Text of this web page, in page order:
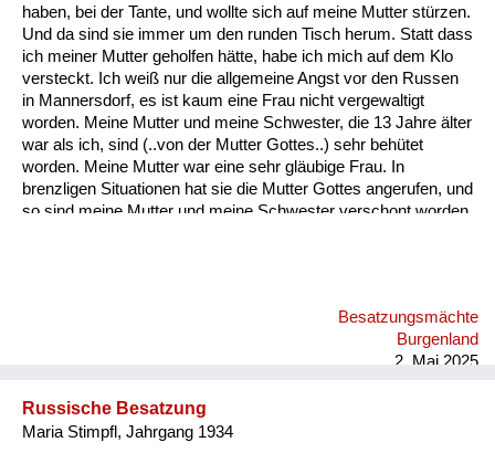
haben, bei der Tante, und wollte sich auf meine Mutter stürzen.
Und da sind sie immer um den runden Tisch herum. Statt dass
ich meiner Mutter geholfen hätte, habe ich mich auf dem Klo
versteckt. Ich weiß nur die allgemeine Angst vor den Russen
in Mannersdorf, es ist kaum eine Frau nicht vergewaltigt
worden. Meine Mutter und meine Schwester, die 13 Jahre älter
war als ich, sind (..von der Mutter Gottes..) sehr behütet
worden. Meine Mutter war eine sehr gläubige Frau. In
brenzligen Situationen hat sie die Mutter Gottes angerufen, und
so sind meine Mutter und meine Schwester verschont worden.
Besatzungsmächte
Burgenland
2. Mai 2025
Russische Besatzung
Maria Stimpfl, Jahrgang 1934